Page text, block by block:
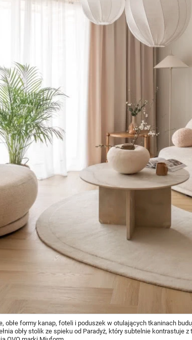
obłe formy kanap, foteli i poduszek w otulających tkaninach
obły stolik ze spieku od Paradyż, który subtelnie kontrastuje